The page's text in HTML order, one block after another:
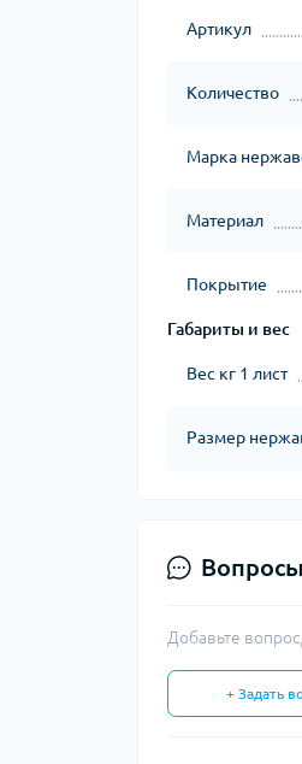
Артикул
Количество
Марка
Материал
Покрытие
Габариты и вес
Вес кг 1 лист
Размер
Добавьте
+ Задать